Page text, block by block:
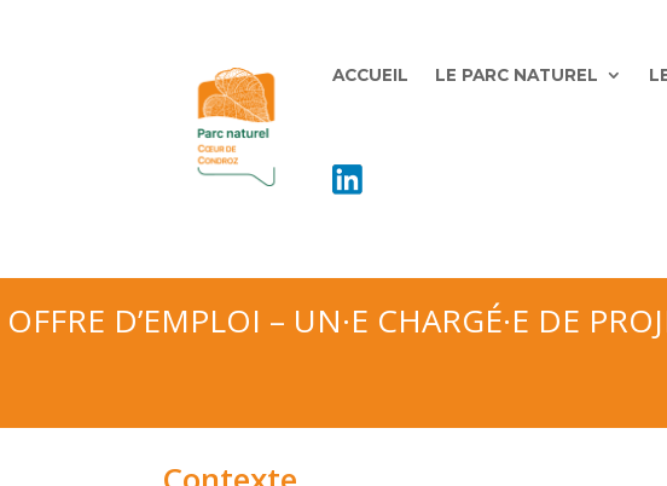
ACCUEIL LE PARC NATUREL
OFFRE D’EMPLOI – UN·E CHARGÉ·E DE